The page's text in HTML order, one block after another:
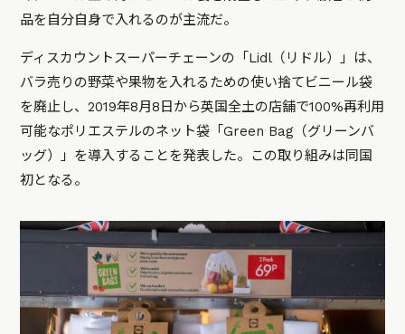
品を自分自身で入れるのが主流だ。
ディスカウントスーパーチェーンの「Lidl（リドル）」は、
バラ売りの野菜や果物を入れるための使い捨てビニール袋
を廃止し、2019年8月8日から英国全土の店舗で100%再利用
可能なポリエステルのネット袋「Green Bag（グリーンバ
ッグ）」を導入することを発表した。この取り組みは同国
初となる。